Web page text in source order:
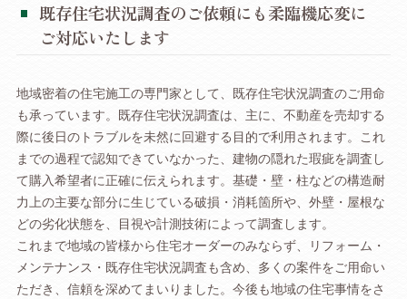
既存住宅状況調査のご依頼にも柔臨機応変に
ご対応いたします
地域密着の住宅施工の専門家として、既存住宅状況調査のご用命
も承っています。既存住宅状況調査は、主に、不動産を売却する
際に後日のトラブルを未然に回避する目的で利用されます。これ
までの過程で認知できていなかった、建物の隠れた瑕疵を調査し
て購入希望者に正確に伝えられます。基礎・壁・柱などの構造耐
力上の主要な部分に生じている破損・消耗箇所や、外壁・屋根な
どの劣化状態を、目視や計測技術によって調査します。
これまで地域の皆様から住宅オーダーのみならず、リフォーム・
メンテナンス・既存住宅状況調査も含め、多くの案件をご用命い
ただき、信頼を深めてまいりました。今後も地域の住宅事情をさ